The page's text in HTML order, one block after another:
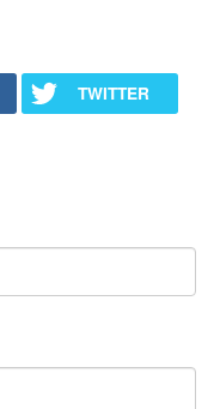
TWITTER